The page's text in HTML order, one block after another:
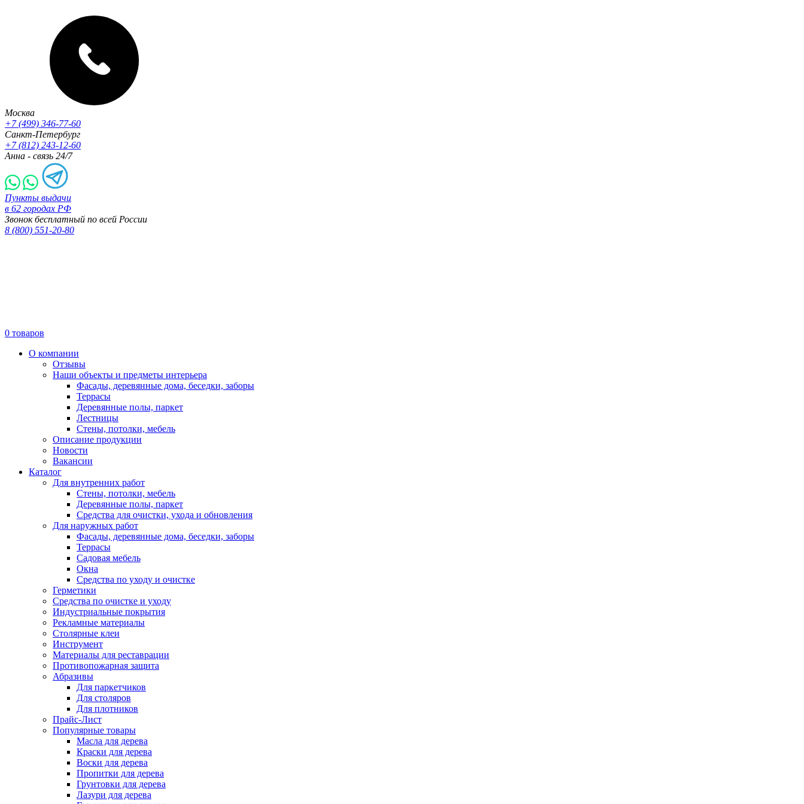
Москва
+7 (499) 346-77-60
Санкт-Петербург
+7 (812) 243-12-60
Анна - связь 24/7
Пункты выдачи
в 62 городах РФ
Звонок бесплатный по всей России
8 (800) 551-20-80
0 товаров
О компании
Отзывы
Наши объекты и предметы интерьера
Фасады, деревянные дома, беседки, заборы
Террасы
Деревянные полы, паркет
Лестницы
Стены, потолки, мебель
Описание продукции
Новости
Вакансии
Каталог
Для внутренних работ
Стены, потолки, мебель
Деревянные полы, паркет
Средства для очистки, ухода и обновления
Для наружных работ
Фасады, деревянные дома, беседки, заборы
Террасы
Садовая мебель
Окна
Средства по уходу и очистке
Герметики
Средства по очистке и уходу
Индустриальные покрытия
Рекламные материалы
Столярные клеи
Инструмент
Материалы для реставрации
Противопожарная защита
Абразивы
Для паркетчиков
Для столяров
Для плотников
Прайс-Лист
Популярные товары
Масла для дерева
Краски для дерева
Воски для дерева
Пропитки для дерева
Грунтовки для дерева
Лазури для дерева